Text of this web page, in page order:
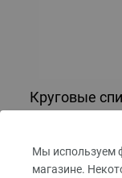
Мы используем
магазине.
Круговые
Круговые спицы